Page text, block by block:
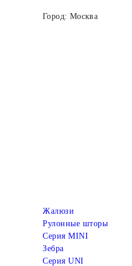
Город: Москва
Жалюзи
Рулонные шторы
Серия MINI
Зебра
Серия UNI